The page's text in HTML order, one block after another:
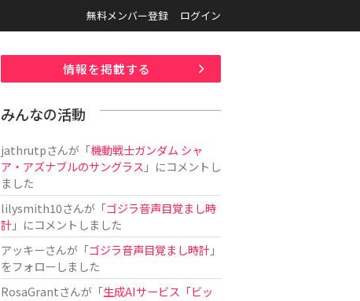
無料メンバー登録 ログイン
情報を掲載する
みんなの活動
jathrutpさんが「機動戦士ガンダム シャ
ア・アズナブルのサングラス 」にコメントし
ました
lilysmith10さんが「ゴジラ音声目覚まし時
計」にコメントしました
アッキーさんが「ゴジラ音声目覚まし時計」
をフォローしました
RosaGrantさんが「生成AIサービス「ビッ